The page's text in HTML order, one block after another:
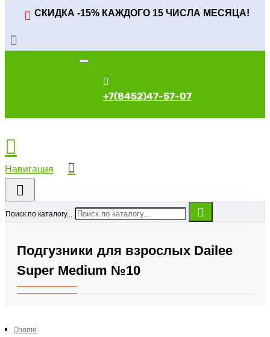
СКИДКА -15% КАЖДОГО 15 ЧИСЛА МЕСЯЦА!
+7(8452)47-57-07
Поиск по каталогу...
Подгузники для взрослых Dailee
Super Medium №10
home